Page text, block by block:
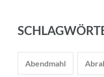
Abendmahl